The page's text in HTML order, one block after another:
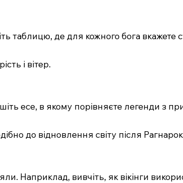
таблицю, де для кожного бога вкажете
і вітер.
есе, в якому порівняєте легенди з
до відновлення світу після
Наприклад, вивчіть, як вікінги